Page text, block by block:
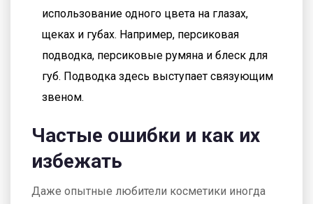
использование одного цвета на глазах,
щеках и губах. Например, персиковая
подводка, персиковые румяна и блеск для
губ. Подводка здесь выступает связующим
звеном.
Частые ошибки и как их
избежать
Даже опытные любители косметики иногда